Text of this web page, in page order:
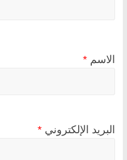
الاسم *
البريد الإلكتروني *